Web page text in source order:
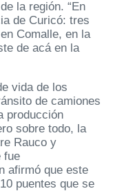
la región. “En
de Curicó: tres
Comalle, en la
de acá en la
vida de los
de camiones
producción
sobre todo, la
Rauco y
fue
afirmó que este
puentes que se